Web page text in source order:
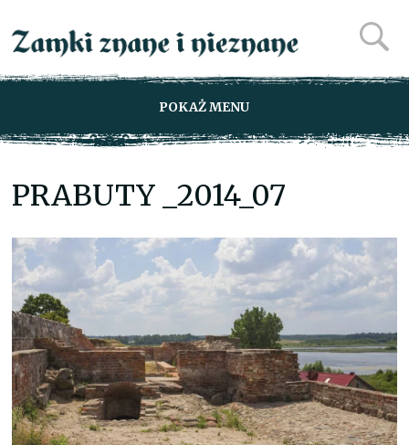
POKAŻ MENU
PRABUTY _2014_07